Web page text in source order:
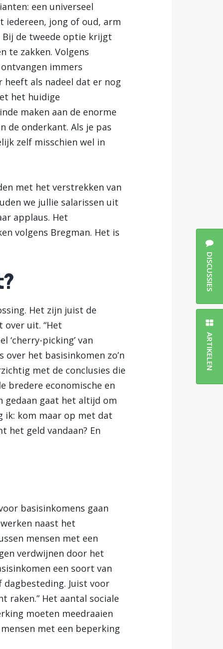
een universeel
iedereen, jong of oud, arm
de tweede optie krijgt
te zakken. Volgens
immers
als nadeel dat er nog
het huidige
maken aan de enorme
de onderkant. Als je pas
zelf misschien wel in
met het verstrekken van
we jullie salarissen uit
applaus. Het
volgens Bregman. Het is
Het zijn juist de
over uit. “Het
‘cherry-picking’ van
het basisinkomen zo’n
met de conclusies die
bredere economische en
gedaan gaat het altijd om
ik: kom maar op met dat
het geld vandaan? En
basisinkomens gaan
naast het
mensen met een
verdwijnen door het
een soort van
Juist voor
raken.” Het aantal sociale
moeten meedraaien
met een beperking
DISCUSSIES
ARTIKELEN